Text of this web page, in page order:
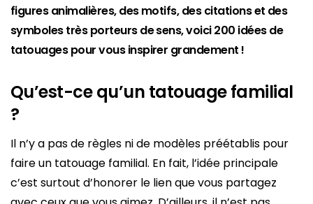
figures animalières, des motifs, des citations et des
symboles très porteurs de sens, voici 200 idées de
tatouages pour vous inspirer grandement !
Qu’est-ce qu’un tatouage familial
?
Il n’y a pas de règles ni de modèles préétablis pour
faire un tatouage familial. En fait, l’idée principale
c’est surtout d’honorer le lien que vous partagez